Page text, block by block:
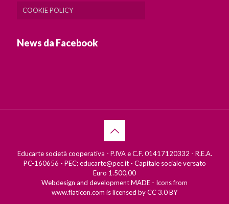
COOKIE POLICY
News da Facebook
Educarte società cooperativa - P.IVA e C.F. 01417120332 - R.E.A.
PC-160656 - PEC: educarte@pec.it - Capitale sociale versato
Euro 1.500,00
Webdesign and developmentMADE - Icons from
www.flaticon.com is licensed byCC 3.0 BY